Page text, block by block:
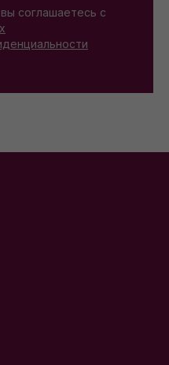
соглашаетесь с